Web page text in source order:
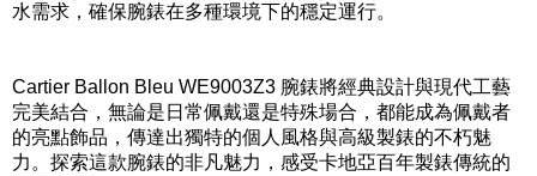
水需求，確保腕錶在多種環境下的穩定運行。
Cartier Ballon Bleu WE9003Z3 腕錶將經典設計與現代工藝
完美結合，無論是日常佩戴還是特殊場合，都能成為佩戴者
的亮點飾品，傳達出獨特的個人風格與高級製錶的不朽魅
力。探索這款腕錶的非凡魅力，感受卡地亞百年製錶傳統的